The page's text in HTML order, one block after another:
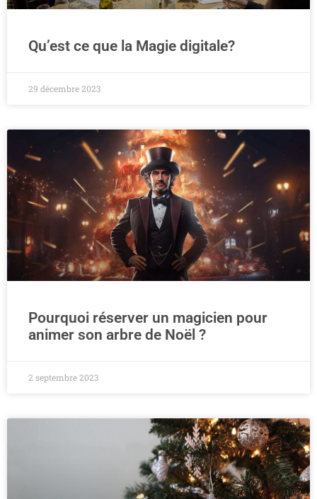
Qu’est ce que la Magie digitale?
29 décembre 2023
Pourquoi réserver un magicien pour
animer son arbre de Noël ?
2 septembre 2023